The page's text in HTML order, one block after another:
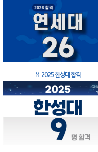
🏅 2025 한성대 합격